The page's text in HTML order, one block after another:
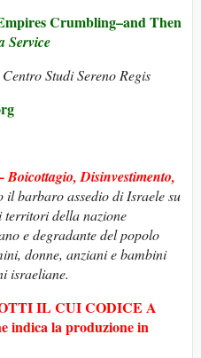
Crumbling–and Then
Service
Studi Sereno Regis
Disinvestimento,
il barbaro assedio di Israele su
territori della nazione
e degradante del popolo
donne, anziani e bambini
israeliane.
IL CUI CODICE A
indica la produzione in